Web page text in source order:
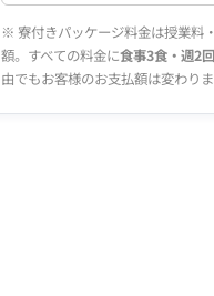
※ 寮付きパッケージ料金は授業料
額。すべての料金に食事3食・週2
由でもお客様のお支払額は変わりま